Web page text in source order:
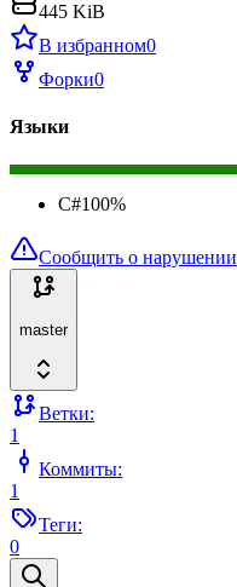
445 KiB
В избранном0
Форки0
Языки
C#100%
Сообщить о нарушении
master
Ветки:
1
Коммиты:
1
Теги:
0